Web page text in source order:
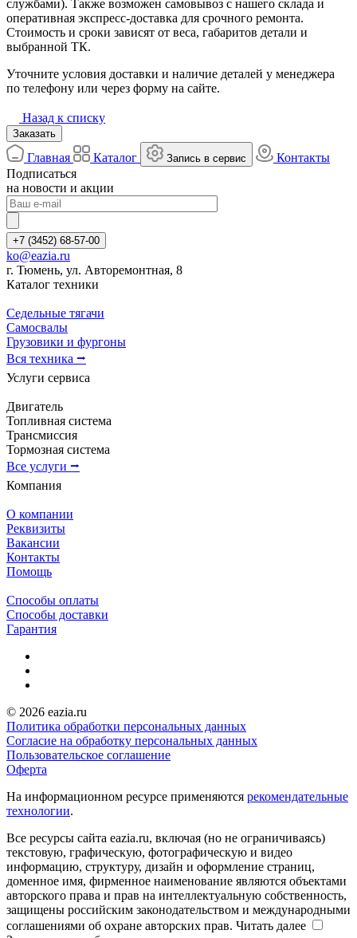
службами). Также возможен самовывоз с нашего склада и
оперативная экспресс-доставка для срочного ремонта.
Стоимость и сроки зависят от веса, габаритов детали и
выбранной ТК.
Уточните условия доставки и наличие деталей у менеджера
по телефону или через форму на сайте.
Назад к списку
Заказать
Главная Каталог Запись в сервис
Контакты
Подписаться
на новости и акции
+7 (3452) 68-57-00
ko@eazia.ru
г. Тюмень, ул. Авторемонтная, 8
Каталог техники
Седельные тягачи
Самосвалы
Грузовики и фургоны
Вся техника ⭢
Услуги сервиса
Двигатель
Топливная система
Трансмиссия
Тормозная система
Все услуги ⭢
Компания
О компании
Реквизиты
Вакансии
Контакты
Помощь
Способы оплаты
Способы доставки
Гарантия
© 2026 eazia.ru
Политика обработки персональных данных
Согласие на обработку персональных данных
Пользовательское соглашение
Оферта
На информационном ресурсе применяются рекомендательные
технологии.
Все ресурсы сайта eazia.ru, включая (но не ограничиваясь)
текстовую, графическую, фотографическую и видео
информацию, структуру, дизайн и оформление страниц,
доменное имя, фирменное наименование являются объектами
авторского права и прав на интеллектуальную собственность,
защищены российским законодательством и международными
соглашениями об охране авторских прав. Читать далее